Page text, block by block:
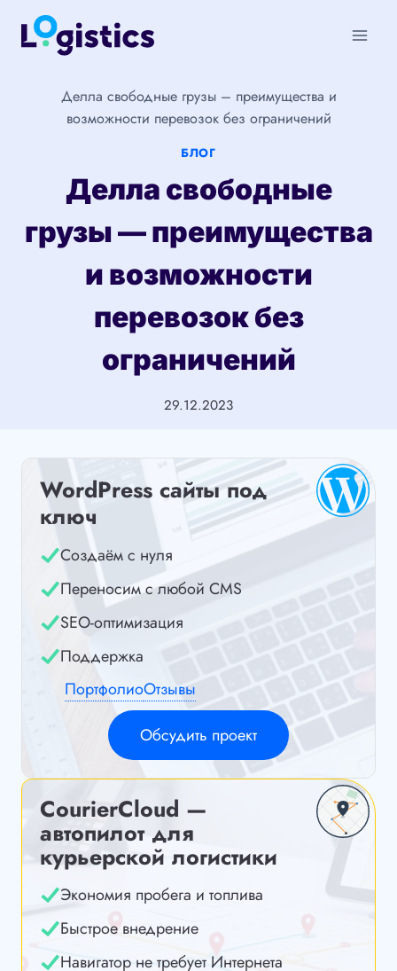
Перейти
Делла свободные грузы – преимущества и
возможности перевозок без ограничений
БЛОГ
Делла свободные
грузы — преимущества
и возможности
перевозок без
ограничений
29.12.2023
WordPress сайты под
ключ
Создаём с нуля
Переносим с любой CMS
SEO-оптимизация
Поддержка
ПортфолиоОтзывы
Обсудить проект
CourierCloud —
автопилот для
курьерской логистики
Экономия пробега и топлива
Быстрое внедрение
Навигатор не требует Интернета